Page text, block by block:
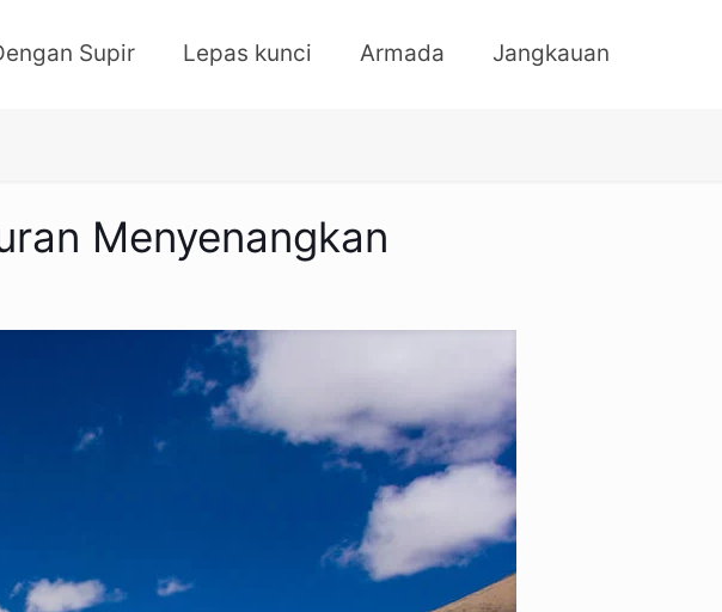
Supir Lepas kunci Armada Jangkauan
Menyenangkan